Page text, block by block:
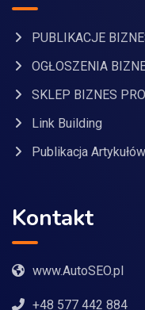
PUBLIKACJE
OGŁOSZENIA
SKLEP BIZNES PRO
Link Building
Publikacja Artykułów
Kontakt
www.AutoSEO.pl
+48 577 442 884